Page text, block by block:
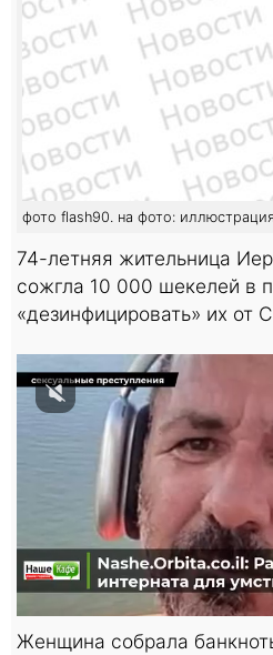
фото flash90. на фото: иллюстрация
74-летняя жительница
сожгла 10 000 шекелей в
«дезинфицировать» их от
Женщина собрала